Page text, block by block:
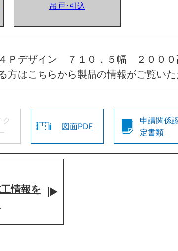
吊戸･引込
デザイン ７１０．５幅 ２００
はこちらから製品の情報がご覧い
ク
図面PDF
申請関係
定書類
情報を